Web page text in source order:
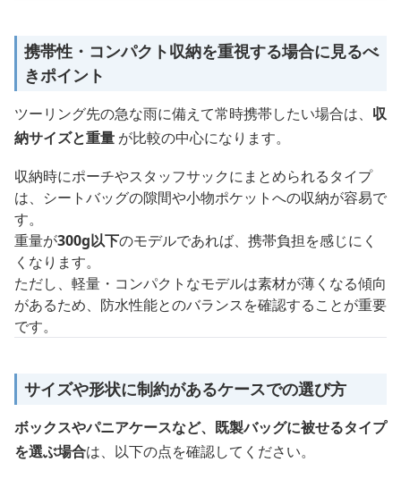
携帯性・コンパクト収納を重視する場合に見るべ
きポイント
ツーリング先の急な雨に備えて常時携帯したい場合は、 収
納サイズと重量 が比較の中心になります。
収納時にポーチやスタッフサックにまとめられるタイプ
は、シートバッグの隙間や小物ポケットへの収納が容易で
す。
重量が300g以下のモデルであれば、携帯負担を感じにく
くなります。
ただし、軽量・コンパクトなモデルは素材が薄くなる傾向
があるため、防水性能とのバランスを確認することが重要
です。
サイズや形状に制約があるケースでの選び方
ボックスやパニアケースなど、既製バッグに被せるタイプ
を選ぶ場合は、以下の点を確認してください。